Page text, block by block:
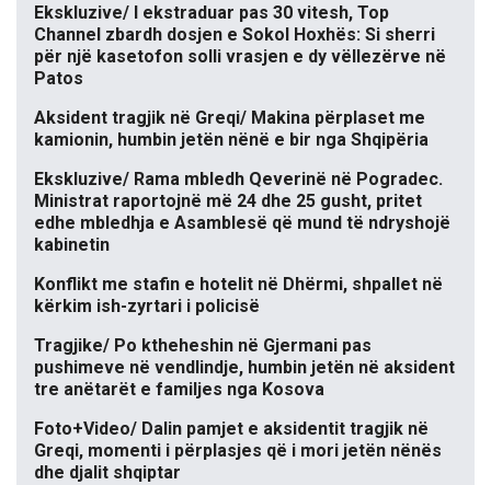
Ekskluzive/ I ekstraduar pas 30 vitesh, Top
Channel zbardh dosjen e Sokol Hoxhës: Si sherri
për një kasetofon solli vrasjen e dy vëllezërve në
Patos
Aksident tragjik në Greqi/ Makina përplaset me
kamionin, humbin jetën nënë e bir nga Shqipëria
Ekskluzive/ Rama mbledh Qeverinë në Pogradec.
Ministrat raportojnë më 24 dhe 25 gusht, pritet
edhe mbledhja e Asamblesë që mund të ndryshojë
kabinetin
Konflikt me stafin e hotelit në Dhërmi, shpallet në
kërkim ish-zyrtari i policisë
Tragjike/ Po ktheheshin në Gjermani pas
pushimeve në vendlindje, humbin jetën në aksident
tre anëtarët e familjes nga Kosova
Foto+Video/ Dalin pamjet e aksidentit tragjik në
Greqi, momenti i përplasjes që i mori jetën nënës
dhe djalit shqiptar